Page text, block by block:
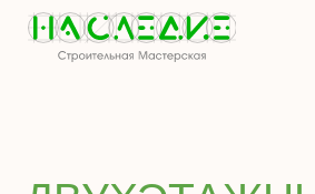
С БАЛКОНОМ